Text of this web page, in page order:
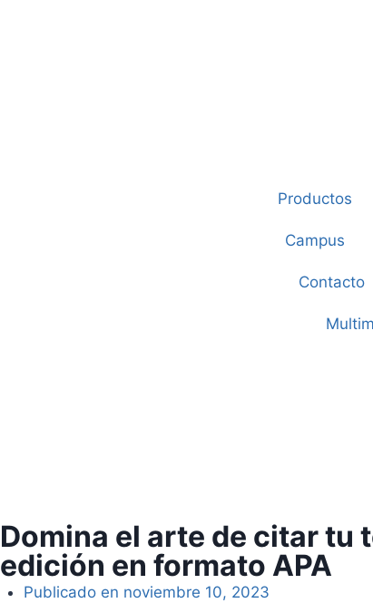
Productos
Campus
Contacto
Domina el arte de citar tu
edición en formato APA
Publicado en noviembre 10, 2023